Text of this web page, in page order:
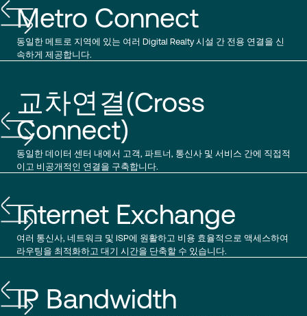
Metro Connect
동일한 메트로 지역에 있는 여러 Digital Realty 시설 간 전용 연결을 신
속하게 제공합니다.
교차연결(Cross
Connect)
동일한 데이터 센터 내에서 고객, 파트너, 통신사 및 서비스 간에 직접적
이고 비공개적인 연결을 구축합니다.
Internet Exchange
여러 통신사, 네트워크 및 ISP에 원활하고 비용 효율적으로 액세스하여
라우팅을 최적화하고 대기 시간을 단축할 수 있습니다.
IP Bandwidth